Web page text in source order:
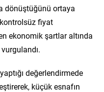
dönüştüğünü ortaya
fiyat
ekonomik şartlar altında
değerlendirmede
küçük esnafın